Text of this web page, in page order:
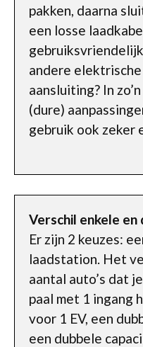
pakken, daarna
een losse
andere
aansluiting? In
(dure)
gebruik ook zeker
Verschil enkele en
Er zijn 2 keuzes:
laadstation. Het
aantal auto’s dat
paal met 1 ingang
voor 1 EV, een
een dubbele